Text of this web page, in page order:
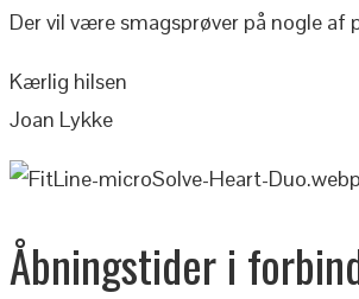
Der vil være smagsprøver på nogle af
Kærlig hilsen
Joan Lykke
Åbningstider i